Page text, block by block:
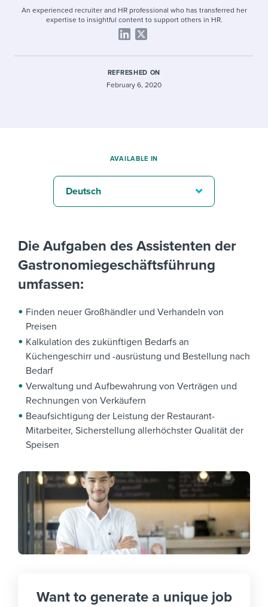
An experienced recruiter and HR professional who has transferred her
expertise to insightful content to support others in HR.
REFRESHED ON
February 6, 2020
Die Aufgaben des Assistenten der
Gastronomiegeschäftsführung
umfassen:
Finden neuer Großhändler und Verhandeln von
Preisen
Kalkulation des zukünftigen Bedarfs an
Küchengeschirr und -ausrüstung und Bestellung nach
Bedarf
Verwaltung und Aufbewahrung von Verträgen und
Rechnungen von Verkäufern
Beaufsichtigung der Leistung der Restaurant-
Mitarbeiter, Sicherstellung allerhöchster Qualität der
Speisen
Want to generate a unique job
AVAILABLE IN
Deutsch